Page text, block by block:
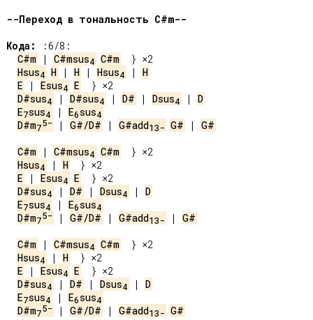
--Переход в тональность C#m--
Кода:
C#m | C#msus4 C#m
Hsus4 H | H | Hsus4 | H
E | Esus4 E
D#sus4 | D#sus4 | D# | Dsus4 | D
E7sus4 | E6sus4
D#m75- | G#/D# | G#add13- G# | G#
C#m | C#msus4 C#m
Hsus4 | H
E | Esus4 E
D#sus4 | D# | Dsus4 | D
E7sus4 | E6sus4
D#m75- | G#/D# | G#add13- | G#
C#m | C#msus4 C#m
Hsus4 | H
E | Esus4 E
D#sus4 | D# | Dsus4 | D
E7sus4 | E6sus4
D#m75- | G#/D# | G#add13- G#